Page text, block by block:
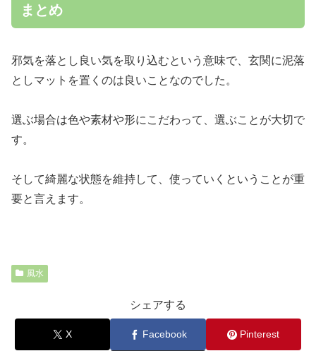
まとめ
邪気を落とし良い気を取り込むという意味で、玄関に泥落
としマットを置くのは良いことなのでした。
選ぶ場合は色や素材や形にこだわって、選ぶことが大切で
す。
そして綺麗な状態を維持して、使っていくということが重
要と言えます。
風水
シェアする
X Facebook Pinterest